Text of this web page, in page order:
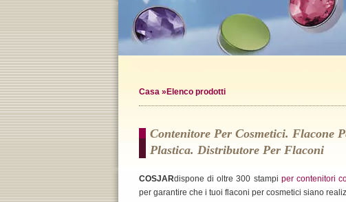
Casa »Elenco prodotti
Contenitore Per Cosmetici. Flacone
Plastica. Distributore Per Flaconi
COSJARdispone di oltre 300 stampi per contenitori
per garantire che i tuoi flaconi per cosmetici siano